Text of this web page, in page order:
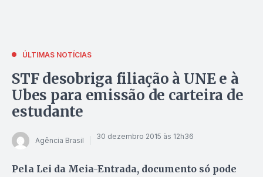
ÚLTIMAS NOTÍCIAS
STF desobriga filiação à UNE e à
Ubes para emissão de carteira de
estudante
Agência Brasil 30 dezembro 2015 às 12h36
Pela Lei da Meia-Entrada, documento só pode